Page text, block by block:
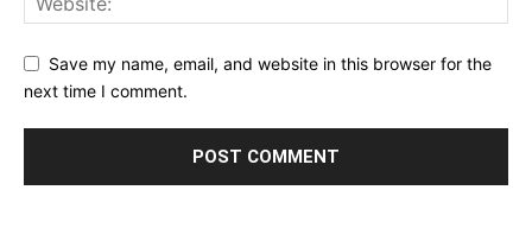
Save my name, email, and website in this browser for the
next time I comment.